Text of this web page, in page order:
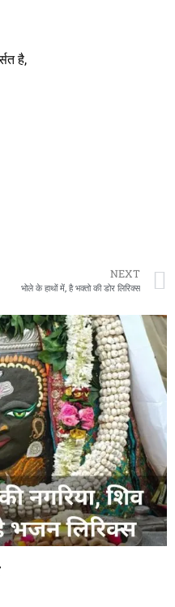
है,
NEXT
भोले के हाथों में, है भक्तो की डोर लिरिक्स